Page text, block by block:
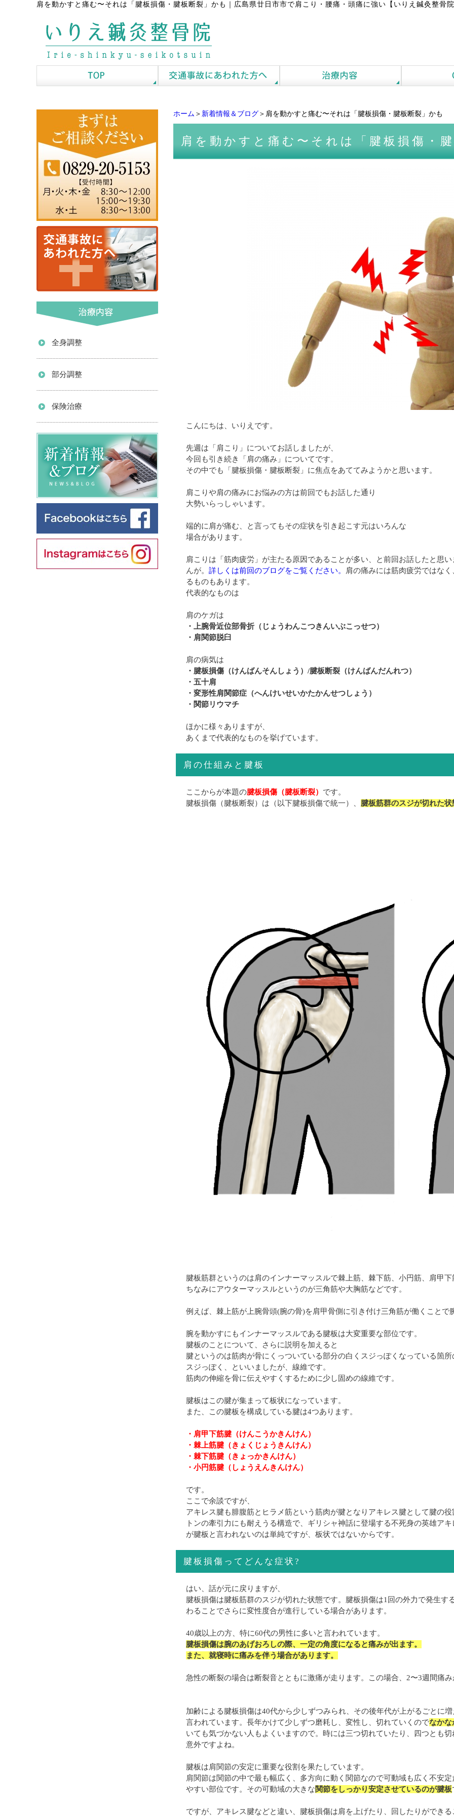
肩を動かすと痛む〜それは「腱板損傷・腱板断裂」かも 広島県廿日市市で肩こり・腰痛・頭痛に強い【いりえ鍼灸整骨
ホーム ＞ 新着情報＆ブログ ＞肩を動かすと痛む〜それは「腱板損傷・腱板断裂」かも
肩を動かすと痛む〜それは「腱板損傷・
こんにちは、いりえです。
先週は「肩こり」についてお話しましたが、
今回も引き続き「肩の痛み」についてです。
その中でも「腱板損傷・腱板断裂」に焦点をあててみようかと思います。
肩こりや肩の痛みにお悩みの方は前回でもお話した通り
大勢いらっしゃいます。
端的に肩が痛む、と言ってもその症状を引き起こす元はいろんな
場合があります。
肩こりは「筋肉疲労」が主たる原因であることが多い、と前回お話したと思
んが。 詳しくは前回のブログをご覧ください。
肩の痛みには筋肉疲労ではな
るものもあります。
代表的なものは
肩のケガは
・上腕骨近位部骨折（じょうわんこつきんいぶこっせつ）
・肩関節脱臼
肩の病気は
・腱板損傷（けんばんそんしょう）/腱板断裂（けんばんだんれつ）
・五十肩
・変形性肩関節症（へんけいせいかたかんせつしょう）
・関節リウマチ
ほかに様々ありますが、
あくまで代表的なものを挙げています。
肩の仕組みと腱板
ここからが本題の腱板損傷（腱板断裂） です。
腱板損傷（腱板断裂）は（以下腱板損傷で統一）、 腱板筋群のスジが切れた状
腱板筋群というのは肩のインナーマッスルで棘上筋、棘下筋、小円筋、肩甲下
ちなみにアウターマッスルというのが三角筋や大胸筋などです。
例えば、棘上筋が上腕骨頭(腕の骨)を肩甲骨側に引き付け三角筋が働くことで
腕を動かすにもインナーマッスルである腱板は大変重要な部位です。
腱板のことについて、さらに説明を加えると
腱というのは筋肉が骨にくっついている部分の白くスジっぽくなっている箇所
スジっぽく、といいましたが、線維です。
筋肉の伸縮を骨に伝えやすくするために少し固めの線維です。
腱板はこの腱が集まって板状になっています。
また、この腱板を構成している腱は4つあります。
・肩甲下筋腱（けんこうかきんけん）
・棘上筋腱（きょくじょうきんけん）
・棘下筋腱（きょっかきんけん）
・小円筋腱（しょうえんきんけん）
です。
ここで余談ですが、
アキレス腱も腓腹筋とヒラメ筋という筋肉が腱となりアキレス腱として腱の
トンの牽引力にも耐えうる構造で、ギリシャ神話に登場する不死身の英雄ア
が腱板と言われないのは単純ですが、板状ではないからです。
腱板損傷ってどんな症状?
はい、話が元に戻りますが、
腱板損傷は腱板筋群のスジが切れた状態です。腱板損傷は1回の外力で発生
わることでさらに変性度合が進行している場合があります。
40歳以上の方、特に60代の男性に多いと言われています。
腱板損傷は腕のあげおろしの際、一定の角度になると痛みが出ます。
また、就寝時に痛みを伴う場合があります。
急性の断裂の場合は断裂音とともに激痛が走ります。この場合、2〜3週間痛
加齢による腱板損傷は40代から少しずつみられ、その後年代が上がるごとに
言われています。長年かけて少しずつ磨耗し、変性し、切れていくのでなかな
いても気づかない人もよくいますので。時には三つ切れていたり、四つとも
意外ですよね。
腱板は肩関節の安定に重要な役割を果たしています。
肩関節は関節の中で最も幅広く、多方向に動く関節なので可動域も広く不安
やすい部位です。その可動域の大きな関節をしっかり安定させているのが腱板
ですが、アキレス腱などと違い、腱板損傷は肩を上げたり、回したりができる
全身調整
部分調整
保険治療